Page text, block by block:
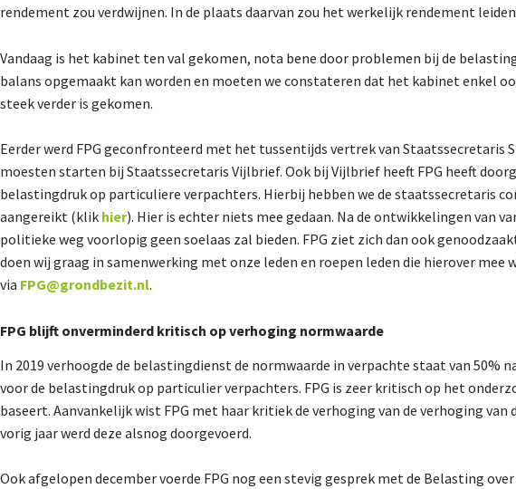
rendement zou verdwijnen. In de plaats daarvan zou het werkelijk rendement
Vandaag is het kabinet ten val gekomen, nota bene door problemen bij de
balans opgemaakt kan worden en moeten we constateren dat het kabinet enkel
steek verder is gekomen.
Eerder werd FPG geconfronteerd met het tussentijds vertrek van Staatssecretaris
moesten starten bij Staatssecretaris Vijlbrief. Ook bij Vijlbrief heeft FPG heeft
belastingdruk op particuliere verpachters. Hierbij hebben we de staatssecretaris
aangereikt (klik hier). Hier is echter niets mee gedaan. Na de ontwikkelingen van
politieke weg voorlopig geen soelaas zal bieden. FPG ziet zich dan ook
doen wij graag in samenwerking met onze leden en roepen leden die hierover mee
via FPG@grondbezit.nl.
FPG blijft onverminderd kritisch op verhoging normwaarde
In 2019 verhoogde de belastingdienst de normwaarde in verpachte staat van 50%
voor de belastingdruk op particulier verpachters. FPG is zeer kritisch op het
baseert. Aanvankelijk wist FPG met haar kritiek de verhoging van de verhoging
vorig jaar werd deze alsnog doorgevoerd.
Ook afgelopen december voerde FPG nog een stevig gesprek met de Belasting